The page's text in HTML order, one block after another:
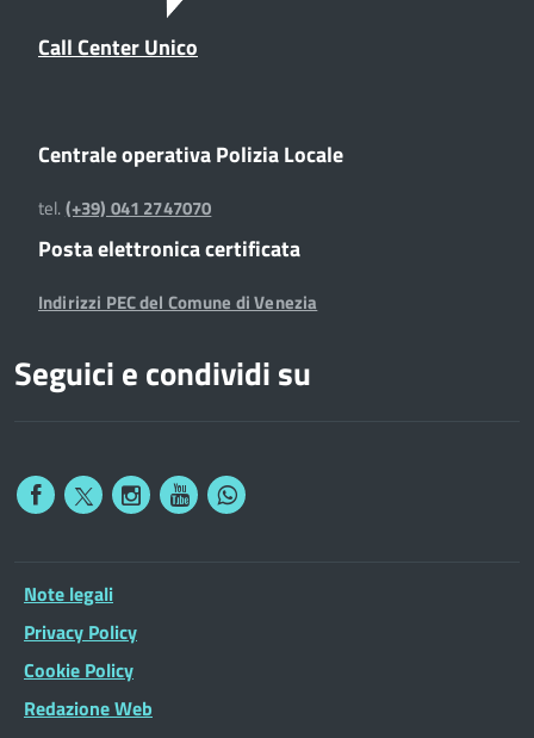
Call Center Unico
Centrale operativa Polizia Locale
tel.(+39) 041 2747070
Posta elettronica certificata
Indirizzi PEC del Comune di Venezia
Seguici e condividi su
Note legali
Privacy Policy
Cookie Policy
Redazione Web